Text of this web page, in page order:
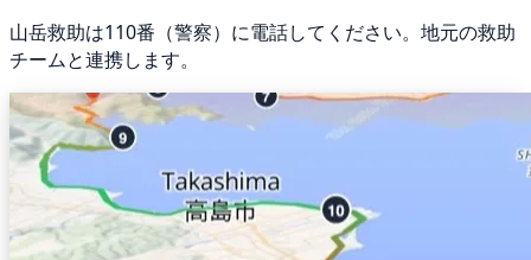
山岳救助は110番（警察）に電話してください。地元の救助
チームと連携します。